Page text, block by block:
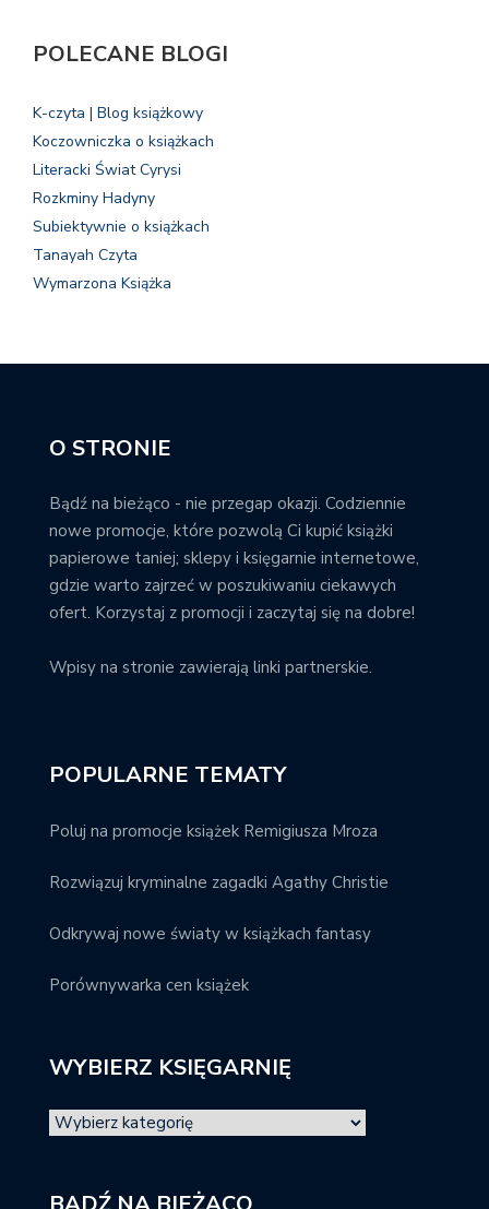
POLECANE BLOGI
K-czyta | Blog książkowy
Koczowniczka o książkach
Literacki Świat Cyrysi
Rozkminy Hadyny
Subiektywnie o książkach
Tanayah Czyta
Wymarzona Książka
O STRONIE
Bądź na bieżąco - nie przegap okazji. Codziennie
nowe promocje, które pozwolą Ci kupić książki
papierowe taniej; sklepy i księgarnie internetowe,
gdzie warto zajrzeć w poszukiwaniu ciekawych
ofert. Korzystaj z promocji i zaczytaj się na dobre!
Wpisy na stronie zawierają linki partnerskie.
POPULARNE TEMATY
Poluj na promocje książek Remigiusza Mroza
Rozwiązuj kryminalne zagadki Agathy Christie
Odkrywaj nowe światy w książkach fantasy
Porównywarka cen książek
WYBIERZ KSIĘGARNIĘ